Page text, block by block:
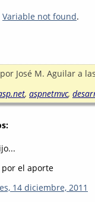
Variable not found.
José M. Aguilar a
, aspnetmvc,
por el aporte
14 diciembre, 2011